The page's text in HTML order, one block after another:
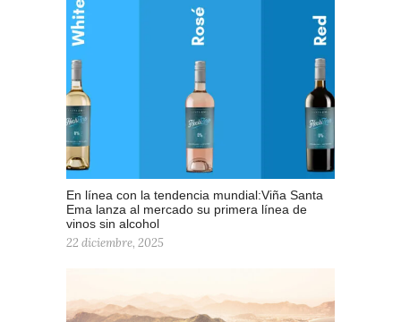
En línea con la tendencia mundial:Viña Santa
Ema lanza al mercado su primera línea de
vinos sin alcohol
22 diciembre, 2025